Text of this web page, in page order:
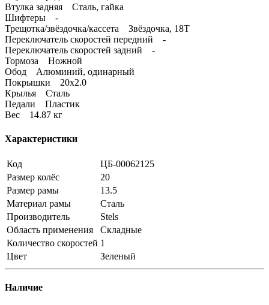
Втулка задняя Сталь, гайка
Шифтеры -
Трещотка/звёздочка/кассета Звёздочка, 18Т
Переключатель скоростей передний -
Переключатель скоростей задний -
Тормоза Ножной
Обод Алюминий, одинарный
Покрышки 20x2.0
Крылья Сталь
Педали Пластик
Вес 14.87 кг
Характеристики
Код
ЦБ-00062125
Размер колёс
20
Размер рамы
13.5
Материал рамы
Сталь
Производитель
Stels
Область применения
Складные
Количество скоростей 1
Цвет
Зеленый
Наличие